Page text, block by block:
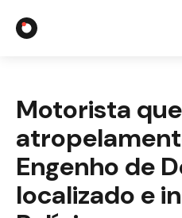
Integrações
Motorista
Engenho de
localizado e